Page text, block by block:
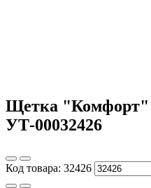
Щетка "Комфорт"
УТ-00032426
Код товара: 32426